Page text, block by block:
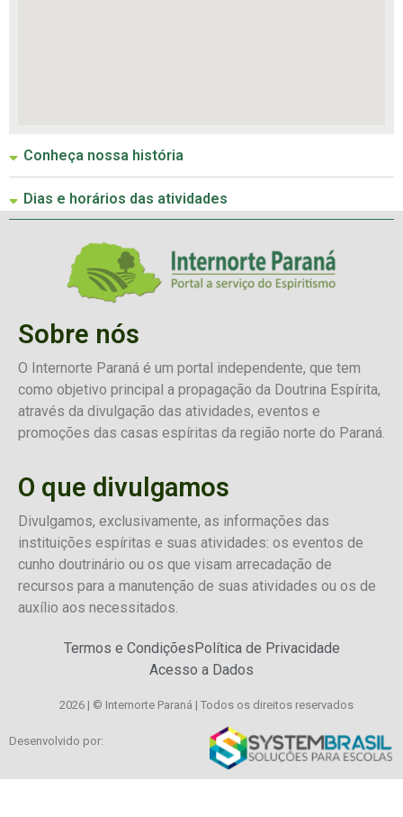
Conheça nossa história
Dias e horários das atividades
Sobre nós
O Internorte Paraná é um portal independente, que tem
como objetivo principal a propagação da Doutrina Espírita,
através da divulgação das atividades, eventos e
promoções das casas espíritas da região norte do Paraná.
O que divulgamos
Divulgamos, exclusivamente, as informações das
instituições espíritas e suas atividades: os eventos de
cunho doutrinário ou os que visam arrecadação de
recursos para a manutenção de suas atividades ou os de
auxílio aos necessitados.
Termos e CondiçõesPolítica de Privacidade
Acesso a Dados
2026 | © Internorte Paraná | Todos os direitos reservados
Desenvolvido por: